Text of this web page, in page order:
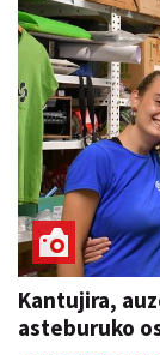
Kantujira,
asteburuko